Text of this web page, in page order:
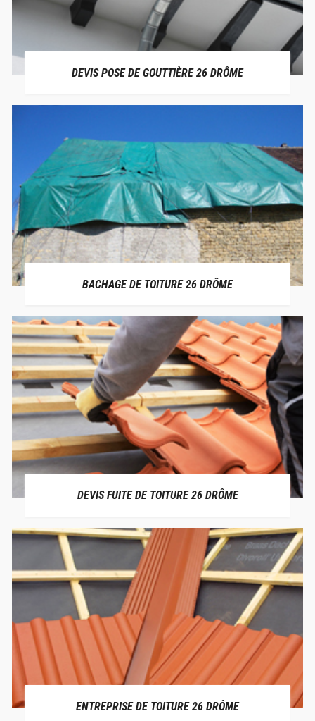
DEVIS POSE DE GOUTTIÈRE 26 DRÔME
BACHAGE DE TOITURE 26 DRÔME
DEVIS FUITE DE TOITURE 26 DRÔME
ENTREPRISE DE TOITURE 26 DRÔME